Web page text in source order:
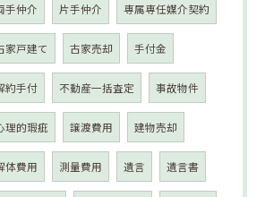
手仲介 片手仲介 専属専任媒介契約
家戸建て 古家売却 手付金
約手付 不動産一括査定 事故物件
理的瑕疵 譲渡費用 建物売却
体費用 測量費用 遺言 遺言書